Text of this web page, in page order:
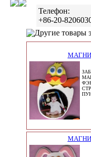
Телефон:
+86-20-
Другие товары